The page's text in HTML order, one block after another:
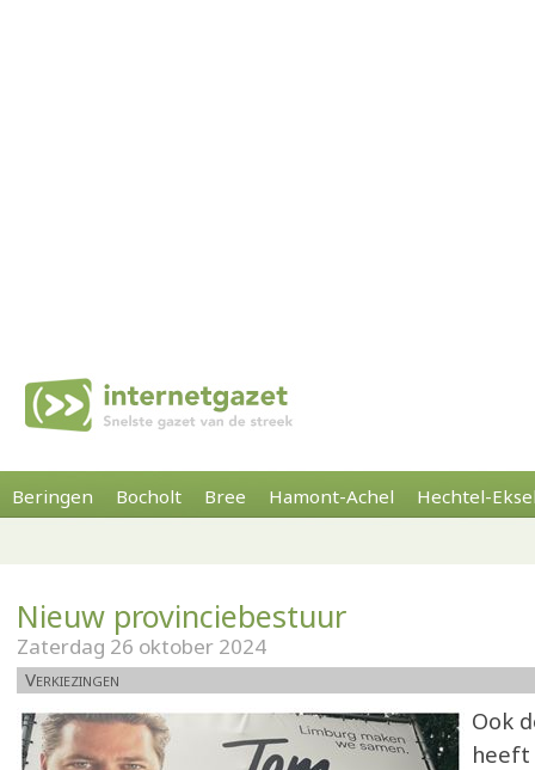
Beringen Bocholt Bree Hamont-Achel Hechtel-
Nieuw provinciebestuur
Zaterdag 26 oktober 2024
Verkiezingen
Ook
heeft